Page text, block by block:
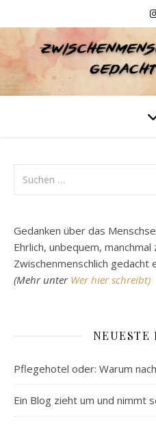
Gedanken über das
Ehrlich, unbequem, manchmal
Zwischenmenschlich gedacht
(Mehr unter Wer hier schreibt)
NEUESTE
Pflegehotel oder: Warum
Ein Blog zieht um und nimmt